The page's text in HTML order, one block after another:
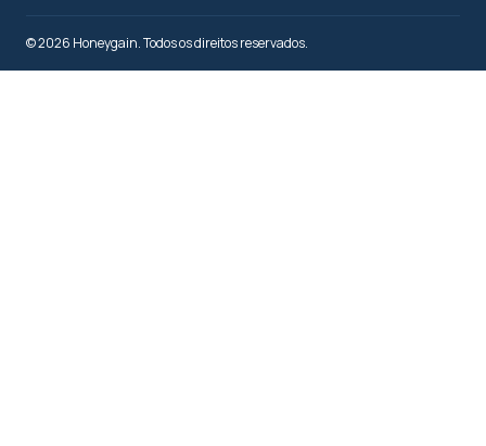
© 2026 Honeygain. Todos os direitos reservados.